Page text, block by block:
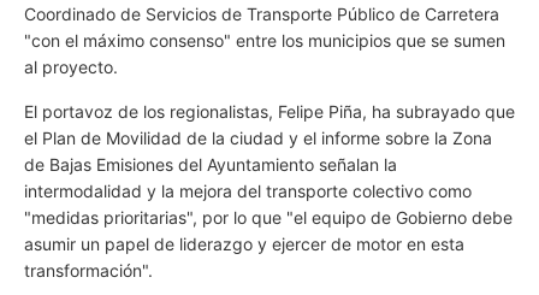
Coordinado de Servicios de Transporte Público de Carretera
"con el máximo consenso" entre los municipios que se sumen
al proyecto.
El portavoz de los regionalistas, Felipe Piña, ha subrayado que
el Plan de Movilidad de la ciudad y el informe sobre la Zona
de Bajas Emisiones del Ayuntamiento señalan la
intermodalidad y la mejora del transporte colectivo como
"medidas prioritarias", por lo que "el equipo de Gobierno debe
asumir un papel de liderazgo y ejercer de motor en esta
transformación".